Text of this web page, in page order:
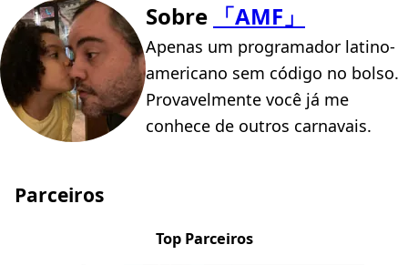
Sobre 「AMF」
Apenas um programador latino-
americano sem código no bolso.
Provavelmente você já me
conhece de outros carnavais.
Parceiros
Top Parceiros